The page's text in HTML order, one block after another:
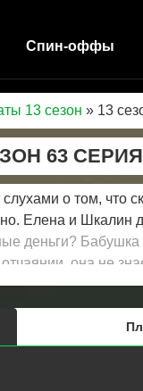
Спин-оффы
13 сезон » 13
63
слухами о том, что
Елена и
деньги?
она не